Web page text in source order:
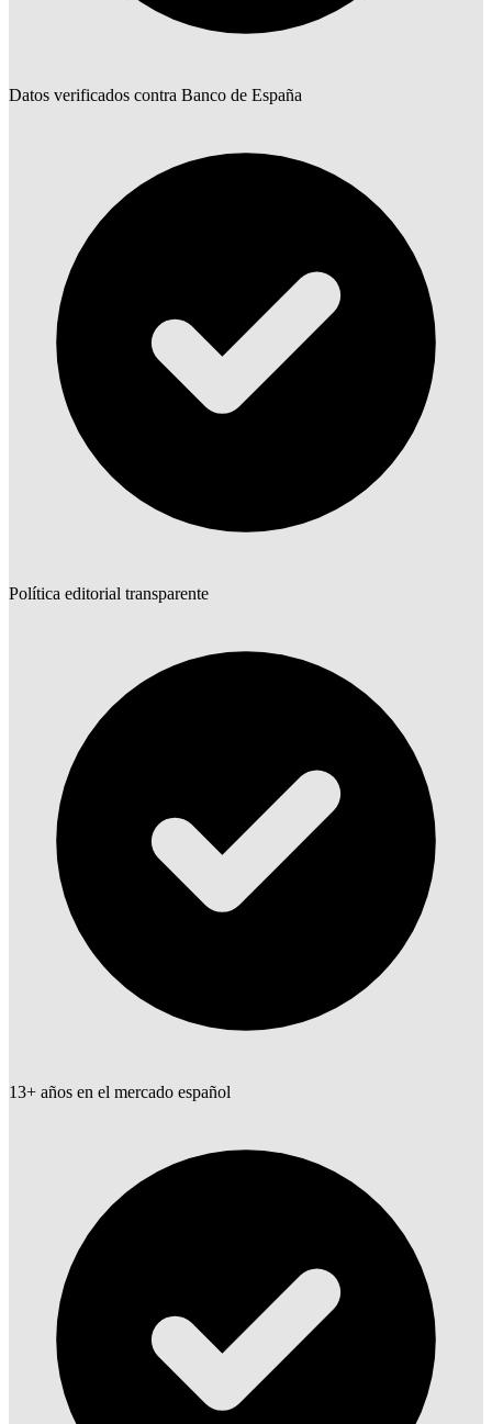
Datos verificados contra Banco de España
Política editorial transparente
13+ años en el mercado español